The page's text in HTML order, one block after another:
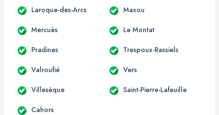
Laroque-des-Arcs Maxou
Mercuès Le Montat
Pradines Trespoux-Rassiels
Valroufié Vers
Villesèque Saint-Pierre-Lafeuille
Cahors